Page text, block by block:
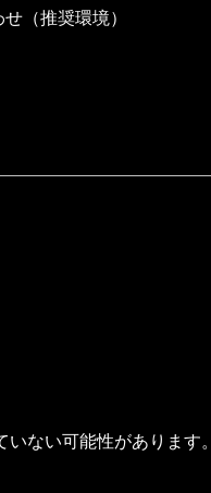
（推奨環境）
ない可能性があります。